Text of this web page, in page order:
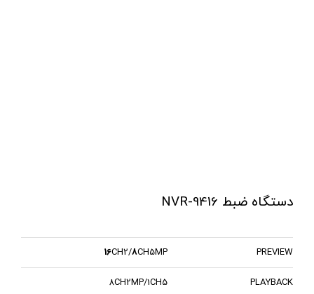
دستگاه ضبط NVR-9416
PREVIEW
16CH2/8CH5MP
PLAYBACK
8CH2MP/1CH5